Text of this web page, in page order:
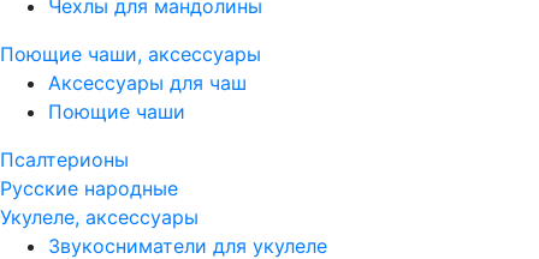
Чехлы для мандолины
Поющие чаши, аксессуары
Аксессуары для чаш
Поющие чаши
Псалтерионы
Русские народные
Укулеле, аксессуары
Звукосниматели для укулеле